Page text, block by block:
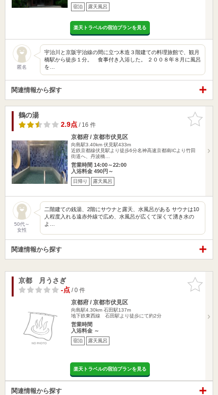
宿泊 露天風呂
楽天トラベルの宿泊プランを見る
匿名
宇治川と京阪宇治線の間に立つ木造３階建ての料理旅館で、観月
橋駅から徒歩１分。 食事付き入浴した。 ２００８年８月に風呂
を…
関連情報から探す
お気に入
りに追加
鶴の湯
2.9点/ 16 件
京都府 / 京都市伏見区
向島駅3.40km 伏見駅433m
近鉄京都線伏見駅より徒歩6分名神高速京都南ICより竹田
街道へ、丹波橋…
営業時間 14:00～22:00
入浴料金 490円～
日帰り 露天風呂
50代～
女性
二階建ての銭湯、2階にサウナと露天、水風呂がある サウナは10
人程度入れる遠赤外線で広め、水風呂が広くて深くて湧き水の
よ…
関連情報から探す
お気に入
りに追加
京都 月うさぎ
-点/ 0 件
京都府 / 京都市伏見区
向島駅4.30km 石田駅137m
地下鉄東西線 石田駅より徒歩にて約2分
営業時間
入浴料金 ～
宿泊 露天風呂
楽天トラベルの宿泊プランを見る
関連情報から探す